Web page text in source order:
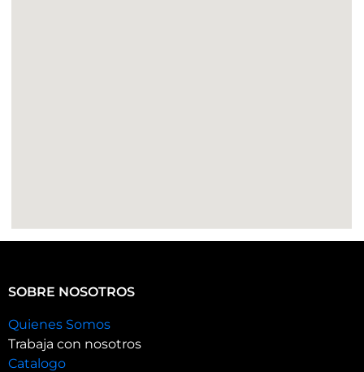
SOBRE NOSOTROS
Quienes Somos
Trabaja con nosotros
Catalogo